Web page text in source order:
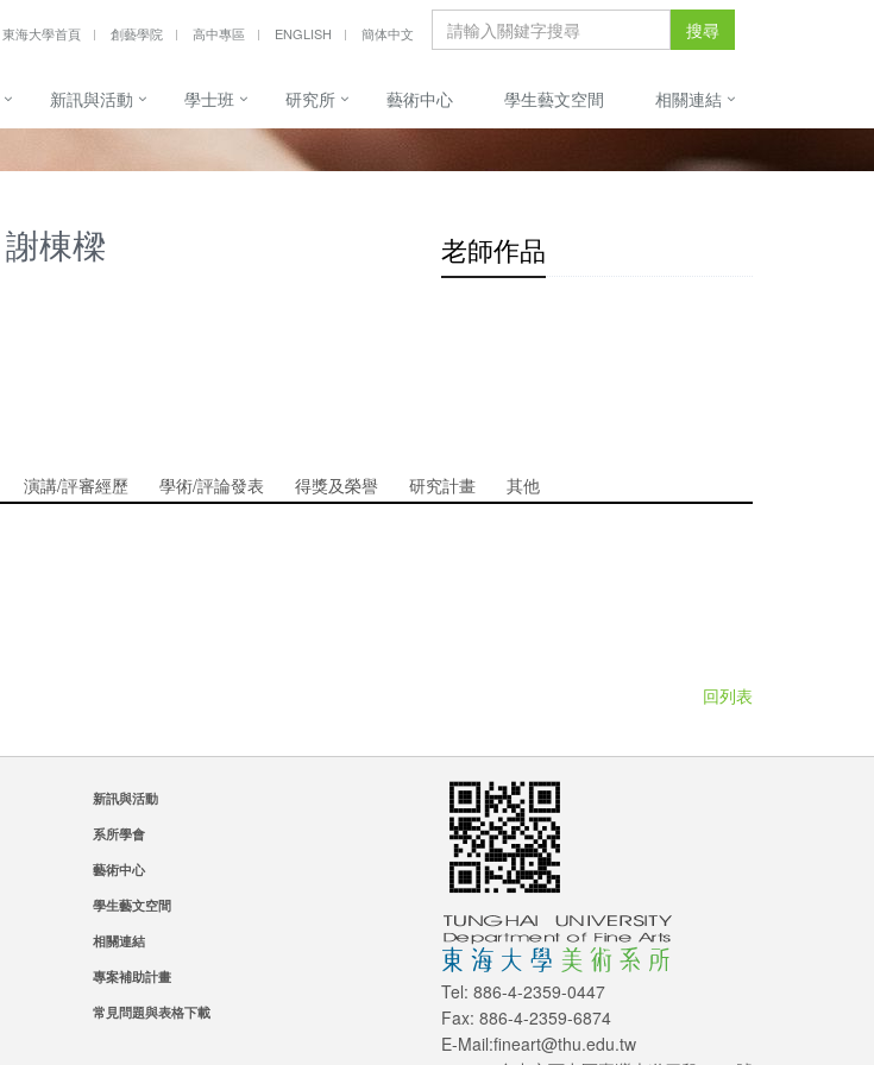
東海大學首頁 創藝學院 高中專區 ENGLISH 簡体中文 搜尋
新訊與活動 學士班 研究所 藝術中心 學生藝文空間 相關連結
謝棟樑 老師作品
演講/評審經歷 學術/評論發表 得獎及榮譽 研究計畫
其他
回列表
新訊與活動
系所學會
藝術中心
學生藝文空間
相關連結
專案補助計畫
常見問題與表格下載
Tel: 886-4-2359-0447
Fax: 886-4-2359-6874
E-Mail:fineart@thu.edu.tw